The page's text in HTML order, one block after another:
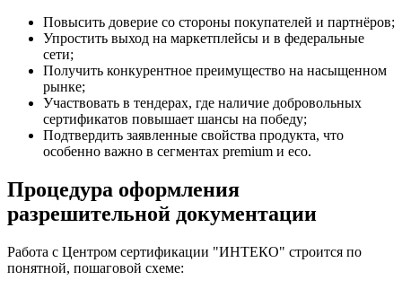
Повысить доверие со стороны покупателей и партнёров;
Упростить выход на маркетплейсы и в федеральные
сети;
Получить конкурентное преимущество на насыщенном
рынке;
Участвовать в тендерах, где наличие добровольных
сертификатов повышает шансы на победу;
Подтвердить заявленные свойства продукта, что
особенно важно в сегментах premium и eco.
Процедура оформления
разрешительной документации
Работа с Центром сертификации "ИНТЕКО" строится по
понятной, пошаговой схеме: